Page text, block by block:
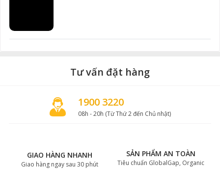
Tư vấn đặt hàng
1900 3220
08h - 20h (Từ Thứ 2 đến Chủ nhật)
GIAO HÀNG NHANH
Giao hàng ngay sau 30 phút
SẢN PHẨM AN TOÀN
Tiêu chuẩn GlobalGap, Organic